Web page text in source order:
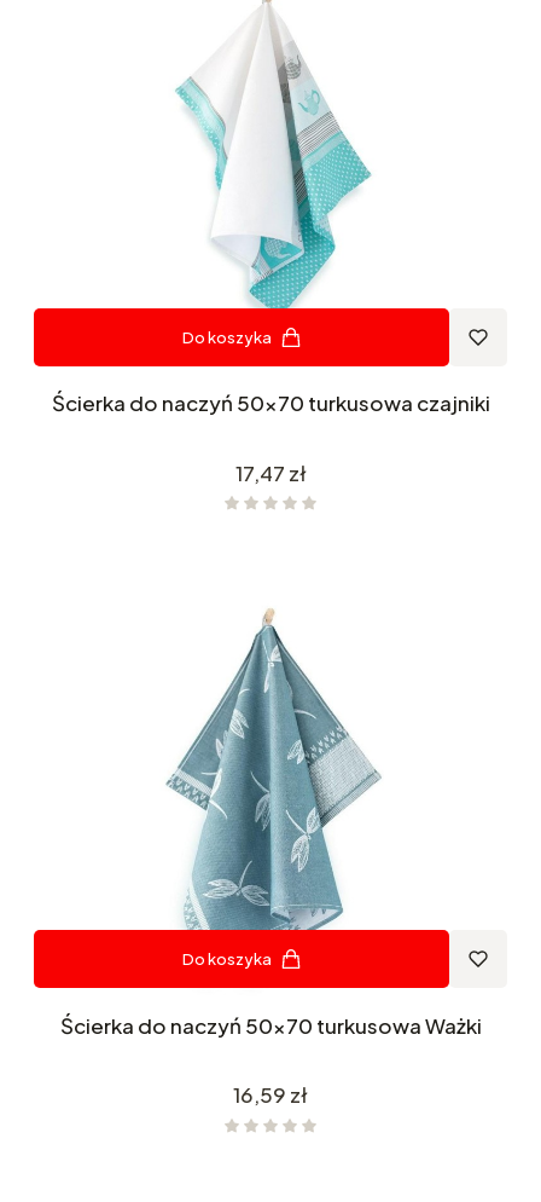
Do koszyka
Ścierka do naczyń 50x70 turkusowa czajniki
Cena
17,47 zł
Do koszyka
Ścierka do naczyń 50x70 turkusowa Ważki
Cena
16,59 zł